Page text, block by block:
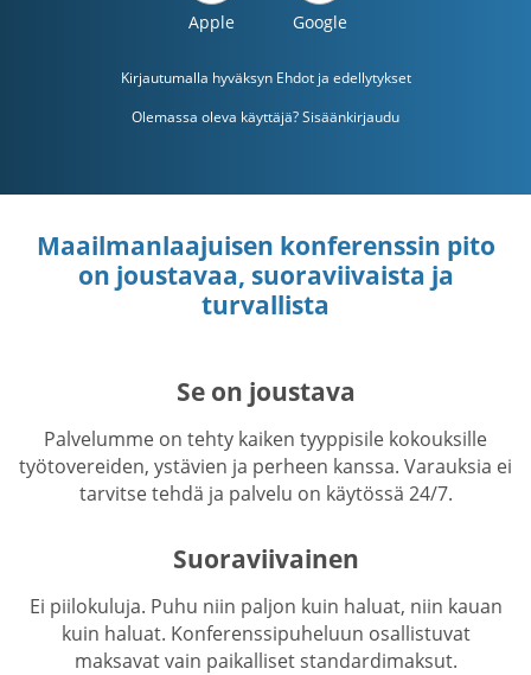
Apple Google
Kirjautumalla hyväksyn Ehdot ja edellytykset
Olemassa oleva käyttäjä? Sisäänkirjaudu
Maailmanlaajuisen konferenssin pito
on joustavaa, suoraviivaista ja
turvallista
Se on joustava
Palvelumme on tehty kaiken tyyppisile kokouksille
työtovereiden, ystävien ja perheen kanssa. Varauksia ei
tarvitse tehdä ja palvelu on käytössä 24/7.
Suoraviivainen
Ei piilokuluja. Puhu niin paljon kuin haluat, niin kauan
kuin haluat. Konferenssipuheluun osallistuvat
maksavat vain paikalliset standardimaksut.